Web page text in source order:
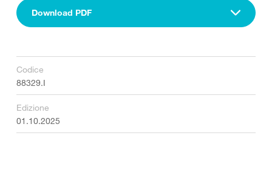
Download PDF
Codice
88329.I
Edizione
01.10.2025